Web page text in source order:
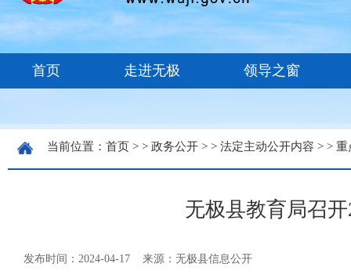
当前位置： 首页 > > 政务公开 > > 法定主动公开内容 > > 重
无极县教育局召
发布时间：2024-04-17 来源：无极县信息公开